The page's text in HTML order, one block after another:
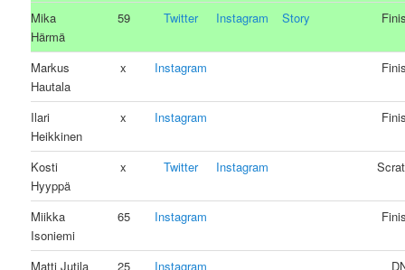
Mika
Härmä
59 Twitter Instagram Story
Markus
Hautala
x Instagram
Ilari
Heikkinen
x Instagram
Kosti
Hyyppä
x Twitter Instagram
Miikka
Isoniemi
65 Instagram
Matti Jutila 25 Instagram